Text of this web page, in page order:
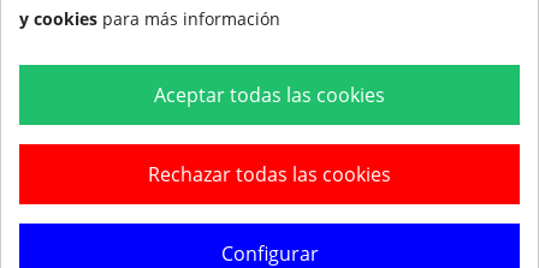
FINIS Foam Pull Buoy Junior
22,80 €
Añadir al carrito
y cookies para más información
Aceptar todas las cookies
Rechazar todas las cookies
Configurar